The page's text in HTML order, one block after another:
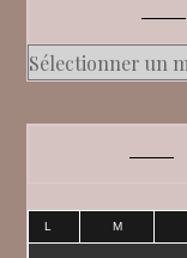
Archives
L M